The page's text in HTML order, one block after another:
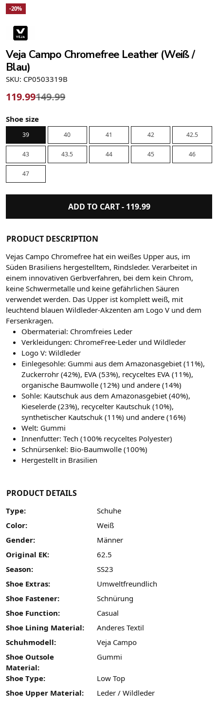
-20%
Veja Campo Chromefree Leather (Weiß /
Blau)
SKU: CP0503319B
119.99149.99
Shoe size
39 40 41 42 42.5
43 43.5 44 45 46
47
ADD TO CART - 119.99
PRODUCT DESCRIPTION
Vejas Campo Chromefree hat ein weißes Upper aus, im
Süden Brasiliens hergestelltem, Rindsleder. Verarbeitet in
einem innovativen Gerbverfahren, bei dem kein Chrom,
keine Schwermetalle und keine gefährlichen Säuren
verwendet werden. Das Upper ist komplett weiß, mit
leuchtend blauen Wildleder-Akzenten am Logo V und dem
Fersenkragen.
Obermaterial: Chromfreies Leder
Verkleidungen: ChromeFree-Leder und Wildleder
Logo V: Wildleder
Einlegesohle: Gummi aus dem Amazonasgebiet (11%),
Zuckerrohr (42%), EVA (53%), recyceltes EVA (11%),
organische Baumwolle (12%) und andere (14%)
Sohle: Kautschuk aus dem Amazonasgebiet (40%),
Kieselerde (23%), recycelter Kautschuk (10%),
synthetischer Kautschuk (11%) und andere (16%)
Welt: Gummi
Innenfutter: Tech (100% recyceltes Polyester)
Schnürsenkel: Bio-Baumwolle (100%)
Hergestellt in Brasilien
PRODUCT DETAILS
Type:
Schuhe
Color:
Weiß
Gender:
Männer
Original EK:
62.5
Season:
SS23
Shoe Extras:
Umweltfreundlich
Shoe Fastener:
Schnürung
Shoe Function:
Casual
Shoe Lining Material:
Anderes Textil
Schuhmodell:
Veja Campo
Shoe Outsole
Material:
Gummi
Shoe Type:
Low Top
Shoe Upper Material:
Leder / Wildleder